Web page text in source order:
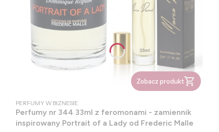
Zobacz produkt
PRODUCENT
PERFUMY W BIZNESIE
Perfumy nr 344 33ml z feromonami - zamiennik
inspirowany Portrait of a Lady od Frederic Malle